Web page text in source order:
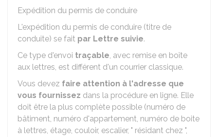
Expédition du permis de conduire
L'expédition du permis de conduire (titre de
conduite) se fait par Lettre suivie.
Ce type d'envoi traçable, avec remise en boîte
aux lettres, est différent d'un courrier classique.
Vous devez faire attention à l'adresse que
vous fournissez dans la procédure en ligne. Elle
doit être la plus complète possible (numéro de
bâtiment, numéro d'appartement, numéro de boite
à lettres, étage, couloir, escalier, " résidant chez ",